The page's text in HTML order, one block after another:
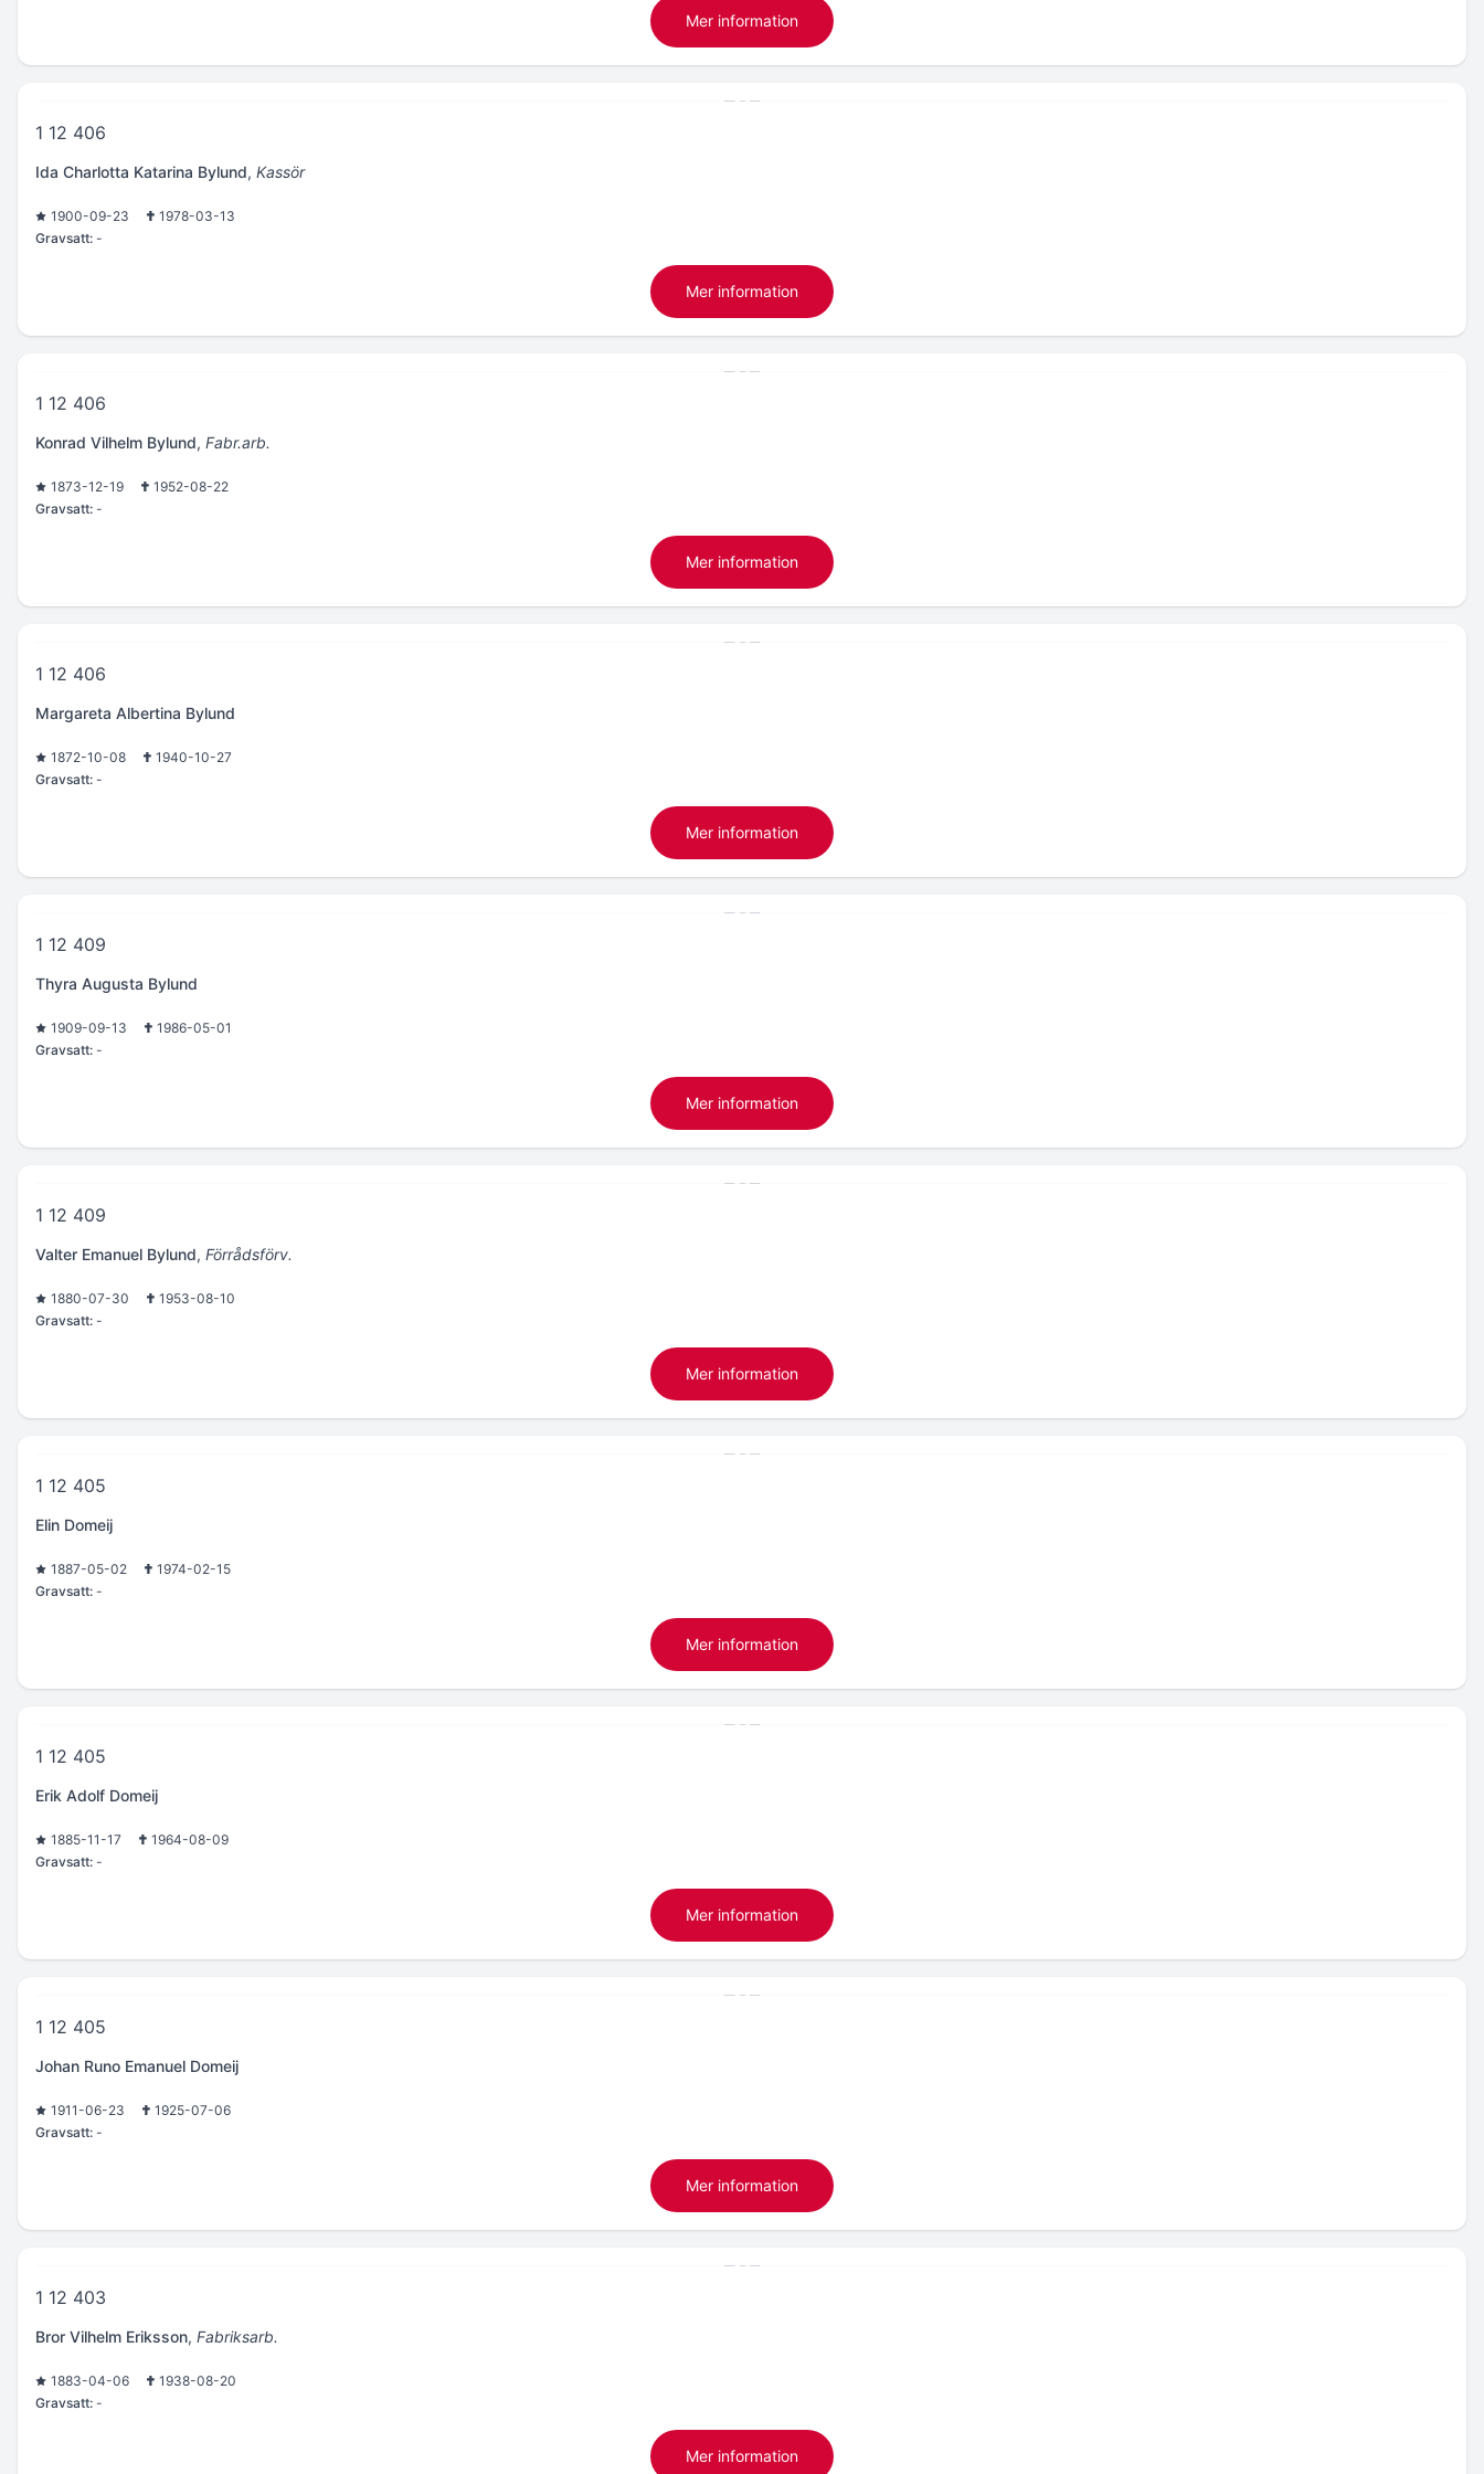
Mer information
1 12 406
Ida Charlotta Katarina Bylund, Kassör
1900-09-23
1978-03-13
Gravsatt: -
Mer information
1 12 406
Konrad Vilhelm Bylund, Fabr.arb.
1873-12-19
1952-08-22
Gravsatt: -
Mer information
1 12 406
Margareta Albertina Bylund
1872-10-08
1940-10-27
Gravsatt: -
Mer information
1 12 409
Thyra Augusta Bylund
1909-09-13
1986-05-01
Gravsatt: -
Mer information
1 12 409
Valter Emanuel Bylund, Förrådsförv.
1880-07-30
1953-08-10
Gravsatt: -
Mer information
1 12 405
Elin Domeij
1887-05-02
1974-02-15
Gravsatt: -
Mer information
1 12 405
Erik Adolf Domeij
1885-11-17
1964-08-09
Gravsatt: -
Mer information
1 12 405
Johan Runo Emanuel Domeij
1911-06-23
1925-07-06
Gravsatt: -
Mer information
1 12 403
Bror Vilhelm Eriksson, Fabriksarb.
1883-04-06
1938-08-20
Gravsatt: -
Mer information